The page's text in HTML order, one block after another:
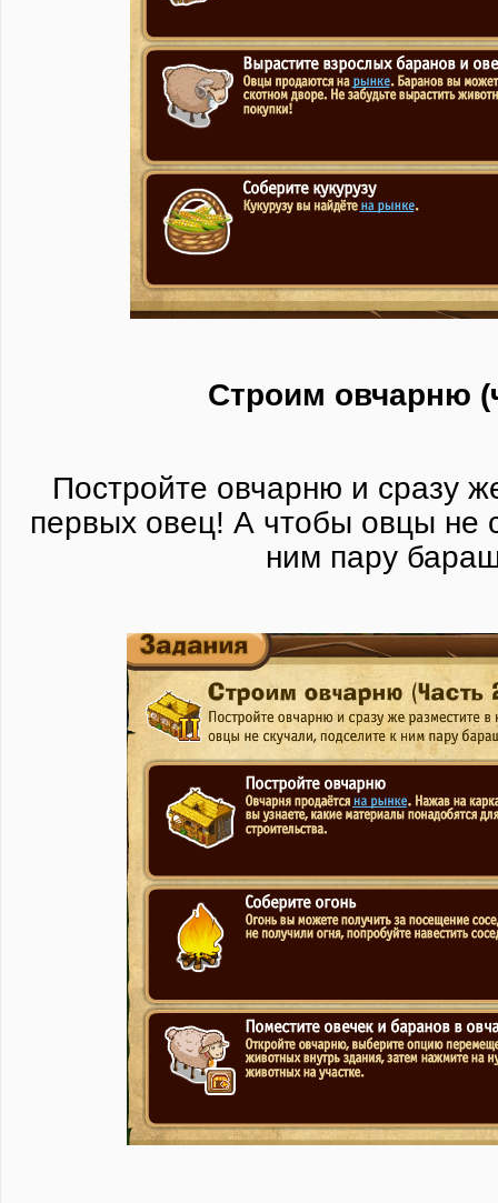
Строим овчарню
Постройте овчарню и сразу
первых овец! А чтобы овцы не
ним пару